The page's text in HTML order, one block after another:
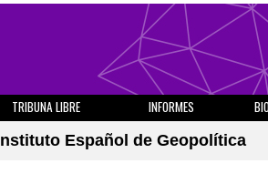
TRIBUNA LIBRE INFORMES
Español de Geopolítica